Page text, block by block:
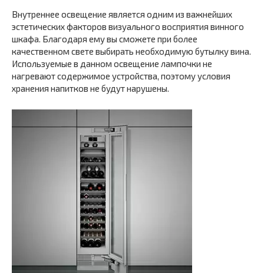
Внутреннее освещение является одним из важнейших
эстетических факторов визуального восприятия винного
шкафа. Благодаря ему вы сможете при более
качественном свете выбирать необходимую бутылку вина.
Используемые в данном освещение лампочки не
нагревают содержимое устройства, поэтому условия
хранения напитков не будут нарушены.